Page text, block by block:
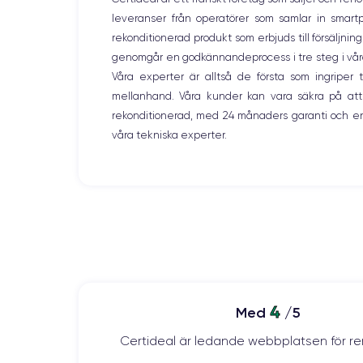
Apple A11 Bionic
Nom GPU
Apple GPU (3-Core)
Caméra
Si vous souhaitez découvrir toutes les
leveranser från operatörer som samlar in
rekonditionerad produkt som erbjuds till
genomgår en godkännandeprocess i tre steg i
Våra experter är alltså de första som ingriper
mellanhand. Våra kunder kan vara säkra på
rekonditionerad, med 24 månaders garanti och
våra tekniska experter.
Med 4/5
Certideal är ledande webbplatsen för